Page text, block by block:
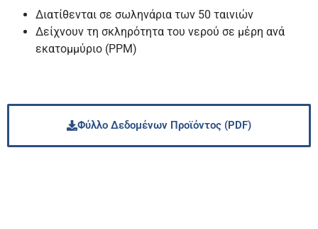
Διατίθενται σε σωληνάρια των 50 ταινιών
Δείχνουν τη σκληρότητα του νερού σε μέρη ανά
εκατομμύριο (PPM)
Φύλλο Δεδομένων Προϊόντος (PDF)